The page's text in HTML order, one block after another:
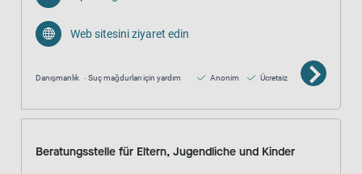
Web sitesini ziyaret edin
Danışmanlık Suç mağdurları için yardım Anonim Ücretsiz
Beratungsstelle für Eltern, Jugendliche und Kinder